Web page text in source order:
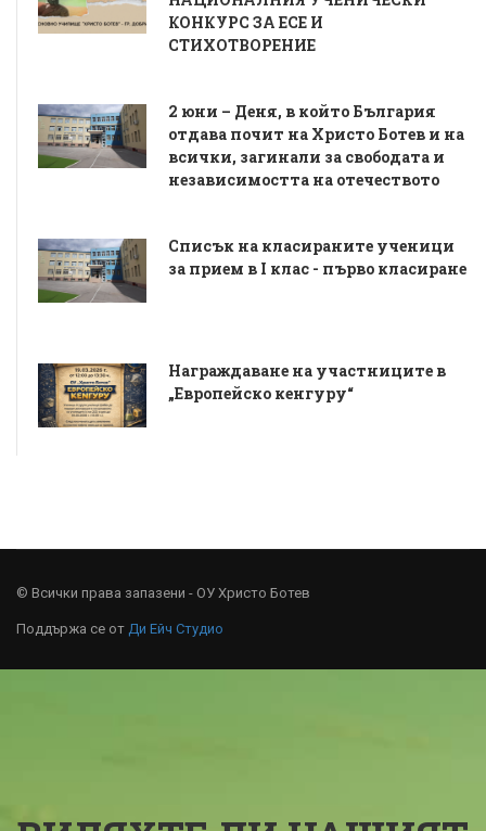
КОНКУРС ЗА ЕСЕ И
СТИХОТВОРЕНИЕ
2 юни – Деня, в който България
отдава почит на Христо Ботев и на
всички, загинали за свободата и
независимостта на отечеството
Списък на класираните ученици
за прием в I клас - първо класиране
Награждаване на участниците в
„Европейско кенгуру“
© Всички права запазени - ОУ Христо Ботев
Поддържа се от Ди Ейч Студио